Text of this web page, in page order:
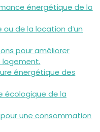
énergétique de la
de la location d’un
pour améliorer
logement.
énergétique des
écologique de la
une consommation